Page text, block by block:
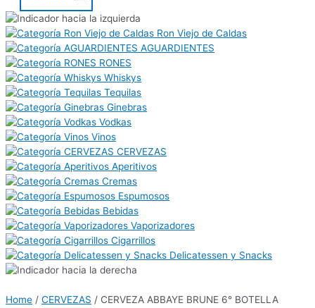
Ron Viejo de Caldas
AGUARDIENTES
RONES
Whiskys
Tequilas
Ginebras
Vodkas
Vinos
CERVEZAS
Aperitivos
Cremas
Espumosos
Bebidas
Vaporizadores
Cigarrillos
Delicatessen y Snacks
Home / CERVEZAS / CERVEZA ABBAYE BRUNE 6° BOTELLA